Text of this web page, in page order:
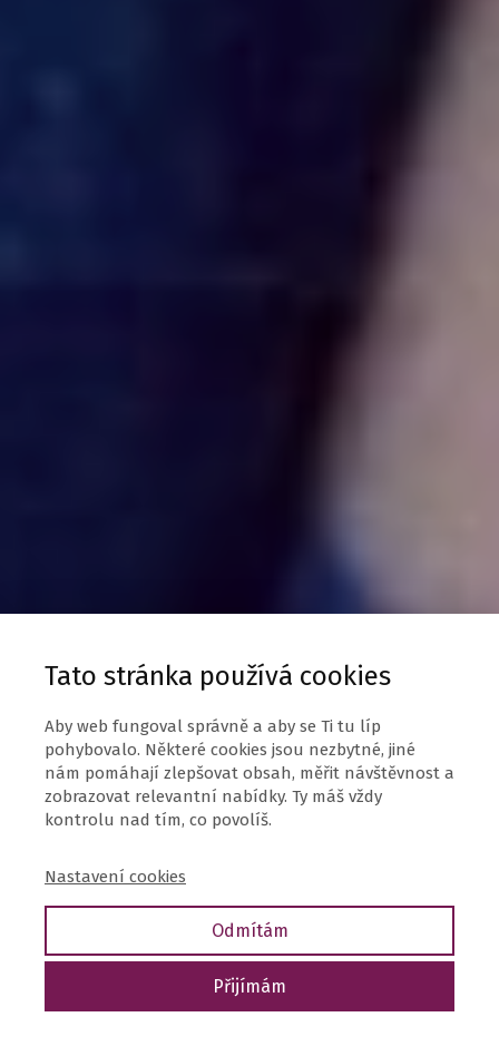
Tato stránka používá cookies
Aby web fungoval správně a aby se Ti tu líp
pohybovalo. Některé cookies jsou nezbytné, jiné
nám pomáhají zlepšovat obsah, měřit návštěvnost a
zobrazovat relevantní nabídky. Ty máš vždy
kontrolu nad tím, co povolíš.
Nastavení cookies
Odmítám
Přijímám